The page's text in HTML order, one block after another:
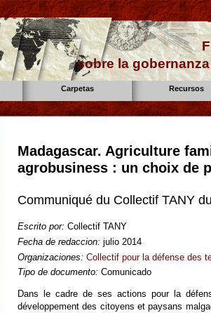
sobre la
Carpetas Recursos
Madagascar. Agriculture
agrobusiness : un choix de
Communiqué du Collectif TANY
Escrito por: Collectif TANY
Fecha de redaccion: julio 2014
Organizaciones: Collectif pour la défense des
Tipo de documento: Comunicado
Dans le cadre de ses actions pour la
développement des citoyens et paysans